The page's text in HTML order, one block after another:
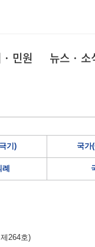
· 민원 뉴스 · 소
기) 국가
264호)